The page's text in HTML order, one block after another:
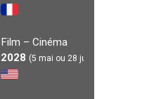
Film – Cinéma
2028 (5 mai ou 28 juil.)